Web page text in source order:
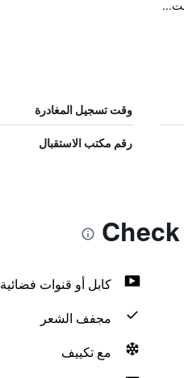
وقت تسجيل المغادرة
رقم مكتب الاستقبال
كابل أو قنوات فضائية
مجفف الشعر
مع تكييف